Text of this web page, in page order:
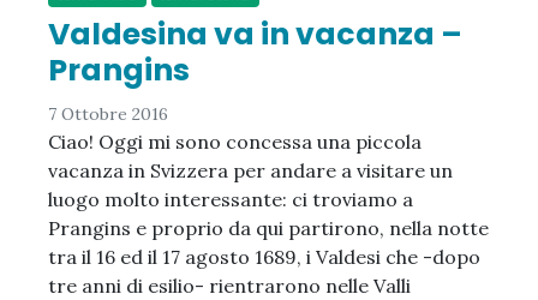
Valdesina va in vacanza –
Prangins
7 Ottobre 2016
Ciao! Oggi mi sono concessa una piccola
vacanza in Svizzera per andare a visitare un
luogo molto interessante: ci troviamo a
Prangins e proprio da qui partirono, nella notte
tra il 16 ed il 17 agosto 1689, i Valdesi che -dopo
tre anni di esilio- rientrarono nelle Valli